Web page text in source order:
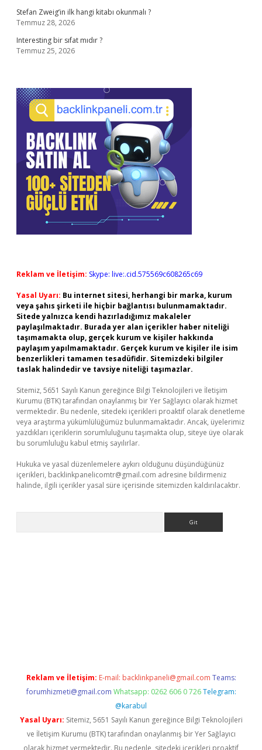
Stefan Zweig’in ilk hangi kitabı okunmalı ?
Temmuz 28, 2026
Interesting bir sıfat mıdır ?
Temmuz 25, 2026
Reklam ve İletişim: Skype: live:.cid.575569c608265c69
Yasal Uyarı: Bu internet sitesi, herhangi bir marka, kurum
veya şahıs şirketi ile hiçbir bağlantısı bulunmamaktadır.
Sitede yalnızca kendi hazırladığımız makaleler
paylaşılmaktadır. Burada yer alan içerikler haber niteliği
taşımamakta olup, gerçek kurum ve kişiler hakkında
paylaşım yapılmamaktadır. Gerçek kurum ve kişiler ile isim
benzerlikleri tamamen tesadüfidir. Sitemizdeki bilgiler
taslak halindedir ve tavsiye niteliği taşımazlar.
Sitemiz, 5651 Sayılı Kanun gereğince Bilgi Teknolojileri ve İletişim
Kurumu (BTK) tarafından onaylanmış bir Yer Sağlayıcı olarak hizmet
vermektedir. Bu nedenle, sitedeki içerikleri proaktif olarak denetleme
veya araştırma yükümlülüğümüz bulunmamaktadır. Ancak, üyelerimiz
yazdıkları içeriklerin sorumluluğunu taşımakta olup, siteye üye olarak
bu sorumluluğu kabul etmiş sayılırlar.
Hukuka ve yasal düzenlemelere aykırı olduğunu düşündüğünüz
içerikleri, backlinkpanelicomtr@gmail.com adresine bildirmeniz
halinde, ilgili içerikler yasal süre içerisinde sitemizden kaldırılacaktır.
Reklam ve İletişim: E-mail: backlinkpaneli@gmail.com Teams:
forumhizmeti@gmail.com Whatsapp: 0262 606 0 726 Telegram:
@karabul
Yasal Uyarı: Sitemiz, 5651 Sayılı Kanun gereğince Bilgi Teknolojileri
ve İletişim Kurumu (BTK) tarafından onaylanmış bir Yer Sağlayıcı
olarak hizmet vermektedir. Bu nedenle, sitedeki içerikleri proaktif